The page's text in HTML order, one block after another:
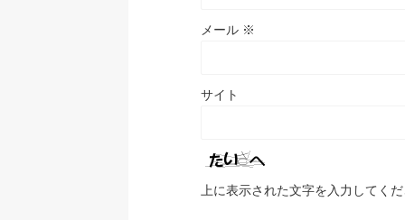
メール ※
サイト
上に表示された文字を入力してく